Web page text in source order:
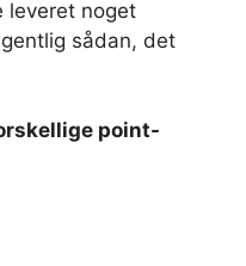
leveret noget
sådan, det
point-